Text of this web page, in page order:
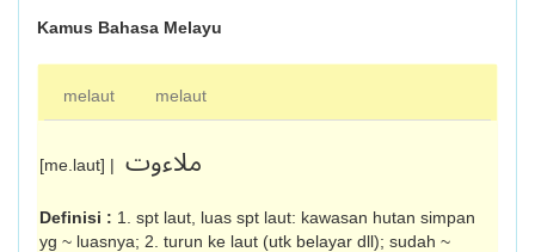
Kamus Bahasa Melayu
melaut melaut
[me.laut] | ملاءوت
Definisi : 1. spt laut, luas spt laut: kawasan hutan simpan
yg ~ luasnya; 2. turun ke laut (utk belayar dll); sudah ~